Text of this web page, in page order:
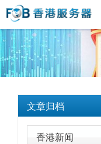
文章归档
香港新闻